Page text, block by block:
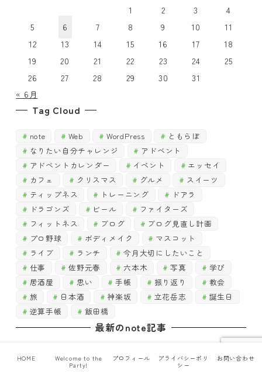
1
2 3
4
5
6 7 8 9 10
11
12
13 14 15 16 17
18
19
20 21 22 23 24
25
26
27 28 29 30
31
« 6月
Tag Cloud
note Web WordPress
ともらぼ
なりたい自分チャレンジ
アドベント
アドベントカレンダー
イベント
エッセイ
カフェ
クリスマス グルメ
スイーツ
ティップネス
トレーニング
ドアラ
ドラゴンズ
ビール
ファイターズ
フィットネス
ブログ
ブログ見直し計画
プロ野球
ボディメイク
マスコット
ライブ
ランチ
今月大切にしたいこと
仕事
佐野元春 六本木 写真
学び
居酒屋
思い 手帳 振り返り
教会
旅
日本酒 神楽坂 立花岳志
誕生日
逆算手帳
飯田橋
最新のnote記事
「作る技術と、応援する気持ちで。」「遊客スタイル」に
インタビュー記事が掲載されました【お知らせ】
HOME
Welcome to the
Party!
プロフィール
プライバシーポリ
シー
お問い合わせ